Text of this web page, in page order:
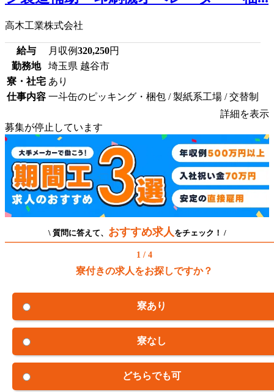
高木工業株式会社
給与 月収例320,250円
勤務地
埼玉県 越谷市
寮・社宅 あり
仕事内容 一斗缶のピッキング・梱包 / 製紙系工場 / 交替制
詳細を表示
募集が停止しています
\ 質問に答えて、 おすすめ求人 をチェック！ /
1 / 4
寮付きの求人をお探しですか？
寮あり
寮なし
どちらでも可